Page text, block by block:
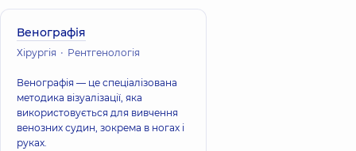
Венографія
Хірургія Рентгенологія
Венографія — це спеціалізована
методика візуалізації, яка
використовується для вивчення
венозних судин, зокрема в ногах і
руках.